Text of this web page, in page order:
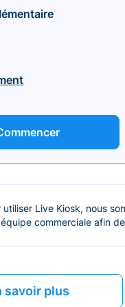
Live Kiosk, nous
commerciale afin
savoir plus